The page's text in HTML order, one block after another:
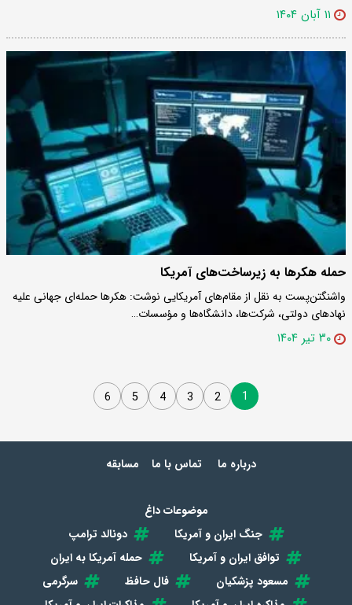
۱۱ آبان ۱۴۰۴
حمله هکرها به زیرساخت‎‌های آمریکا
واشنگتن‌پست به نقل از مقام‌های آمریکایی نوشت: هکرها حمله‌ای جهانی علیه
نهادهای دولتی، شرکت‌ها، دانشگاه‌ها و مؤسسات…
۳۰ تیر ۱۴۰۴
1
2
3
4
5
6
درباره ما تماس با ما مسابقه
موضوعات داغ
جنگ ایران و آمریکا
دونالد ترامپ
توافق ایران و آمریکا
حمله آمریکا به ایران
مسعود پزشکیان
فال حافظ
سرگرمی